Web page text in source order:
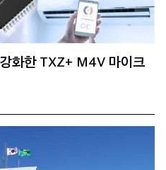
화한 TXZ+ M4V 마이크